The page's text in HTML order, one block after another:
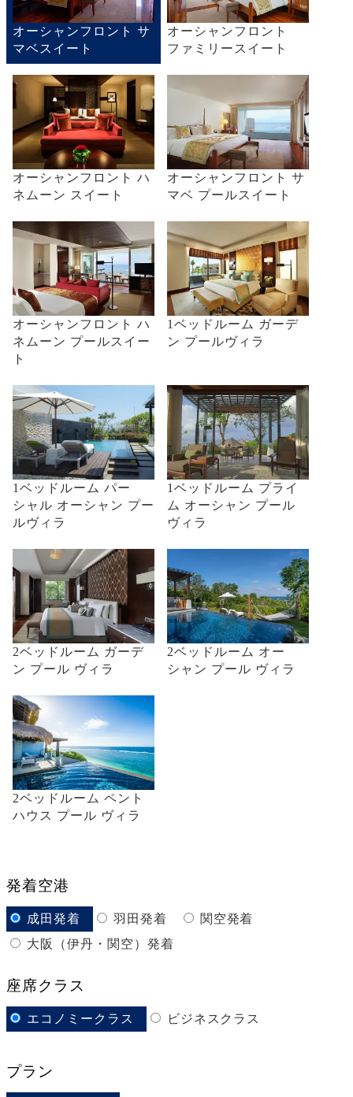
オーシャンフロント サ
マベスイート
オーシャンフロント
ファミリースイート
オーシャンフロント ハ
ネムーン スイート
オーシャンフロント サ
マベ プールスイート
オーシャンフロント ハ
ネムーン プールスイー
ト
1ベッドルーム ガーデ
ン プールヴィラ
1ベッドルーム パー
シャル オーシャン プー
ルヴィラ
1ベッドルーム プライ
ム オーシャン プール
ヴィラ
2ベッドルーム ガーデ
ン プール ヴィラ
2ベッドルーム オー
シャン プール ヴィラ
2ベッドルーム ペント
ハウス プール ヴィラ
発着空港
成田発着 羽田発着
関空発着
大阪（伊丹・関空）発着
座席クラス
エコノミークラス ビジネスクラス
プラン